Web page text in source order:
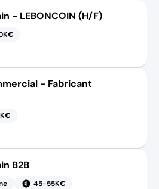
- LEBONCOIN (H/F)
- Fabricant
B2B
45-55K€